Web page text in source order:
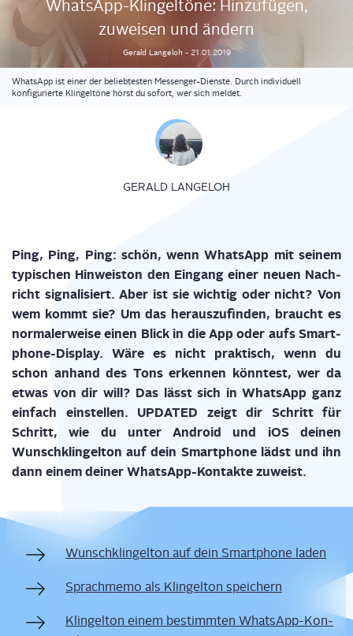
Whats­App-Klin­gel­tö­ne: Hin­zu­fü­gen,
zuwei­sen und ändern
Gerald Langeloh - 21.01.2019
WhatsApp ist einer der beliebtesten Messenger-Dienste. Durch individuell
konfigurierte Klingeltöne hörst du sofort, wer sich meldet.
GERALD LANGELOH
Ping, Ping, Ping: schön, wenn Whats­App mit sei­nem
typi­schen Hin­weis­ton den Ein­gang einer neu­en Nach­
richt signa­li­siert. Aber ist sie wich­tig oder nicht? Von
wem kommt sie? Um das her­aus­zu­fin­den, braucht es
nor­ma­ler­wei­se einen Blick in die App oder aufs Smart­
phone-Dis­play. Wäre es nicht prak­tisch, wenn du
schon anhand des Tons erken­nen könn­test, wer da
etwas von dir will? Das lässt sich in Whats­App ganz
ein­fach ein­stel­len. UPDATED zeigt dir Schritt für
Schritt, wie du unter Android und iOS dei­nen
Wunsch­klin­gel­ton auf dein Smart­phone lädst und ihn
dann einem dei­ner Whats­App-Kon­tak­te zuweist.
Wunsch­klin­gel­ton auf dein Smart­phone laden
Sprach­me­mo als Klin­gel­ton speichern
Klin­gel­ton einem bestimm­ten Whats­App-Kon­